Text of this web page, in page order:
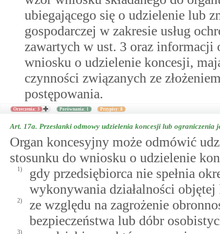
ubiegającego się o udzielenie lub
gospodarczej w zakresie usług
zawartych w ust. 3 oraz informacji
wniosku o udzielenie koncesji,
czynności związanych ze
postępowania.
Orzeczenia: 3 Porównania: 1 Przypisy: 8
Art. 17a. Przesłanki odmowy udzielenia koncesji lub ograniczenia
Organ koncesyjny może odmówić
stosunku do wniosku o udzielenie
1)
gdy przedsiębiorca nie spełnia
wykonywania działalności objętej
2)
ze względu na zagrożenie
bezpieczeństwa lub dóbr
3)